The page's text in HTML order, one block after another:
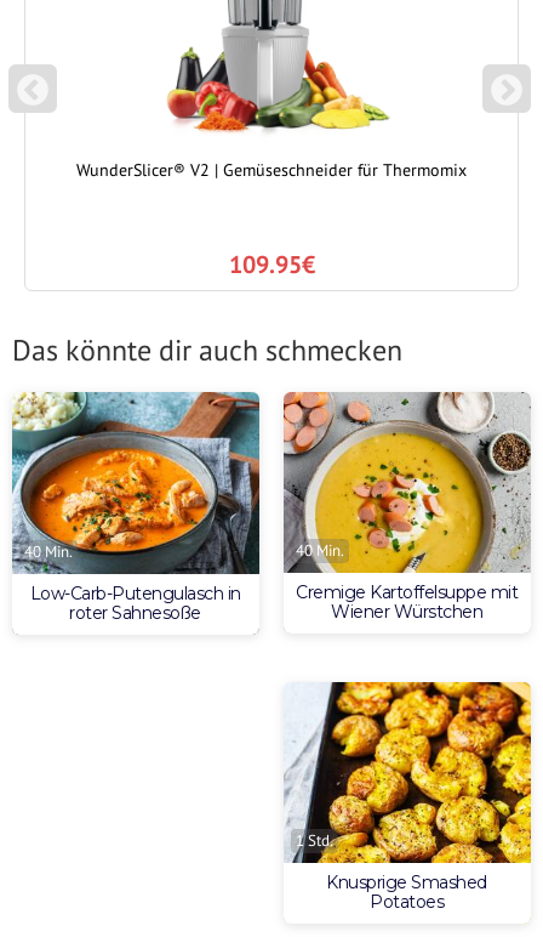
P
REVIOUS
WunderSlicer® V2 | Gemüseschneider für Thermomix
109.95€
N
EXT
Das könnte dir auch schmecken
40 Min.
Low-Carb-Putengulasch in
roter Sahnesoße
40 Min.
Cremige Kartoffelsuppe mit
Wiener Würstchen
1 Std.
Knusprige Smashed
Potatoes